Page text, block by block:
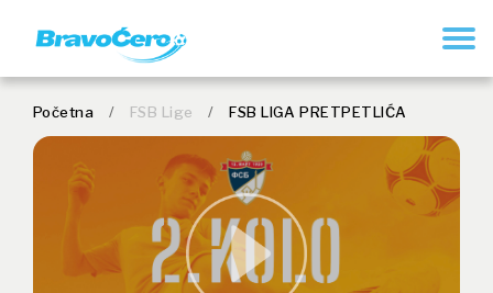
Početna / FSB Lige / FSB LIGA PRETPETLIĆA